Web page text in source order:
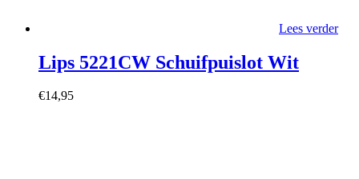
Lees verder
Lips 5221CW Schuifpuislot Wit
€14,95